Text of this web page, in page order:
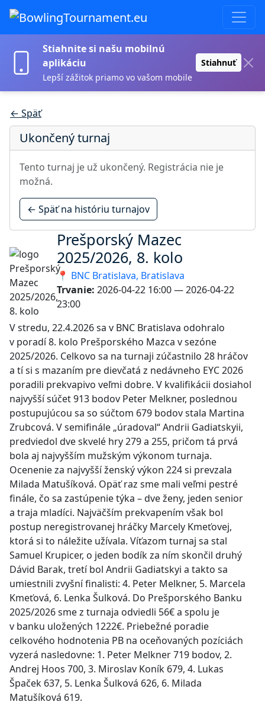
Stiahnite si našu mobilnú
aplikáciu
Lepší zážitok priamo vo vašom mobile
Stiahnuť
← Späť
Ukončený turnaj
Tento turnaj je už ukončený. Registrácia nie je
možná.
← Späť na históriu turnajov
Prešporský Mazec
2025/2026, 8. kolo
📍 BNC Bratislava, Bratislava
Trvanie: 2026-04-22 16:00 — 2026-04-22
23:00
V stredu, 22.4.2026 sa v BNC Bratislava odohralo
v poradí 8. kolo Prešporského Mazca v sezóne
2025/2026. Celkovo sa na turnaji zúčastnilo 28 hráčov
a tí si s mazaním pre dievčatá z nedávneho EYC 2026
poradili prekvapivo veľmi dobre. V kvalifikácii dosiahol
najvyšší súčet 913 bodov Peter Melkner, poslednou
postupujúcou sa so súčtom 679 bodov stala Martina
Zrubcová. V semifinále „úradoval“ Andrii Gadiatskyii,
predviedol dve skvelé hry 279 a 255, pričom tá prvá
bola aj najvyšším mužským výkonom turnaja.
Ocenenie za najvyšší ženský výkon 224 si prevzala
Milada Matušíková. Opäť raz sme mali veľmi pestré
finále, čo sa zastúpenie týka – dve ženy, jeden senior
a traja mladíci. Najväčším prekvapením však bol
postup neregistrovanej hráčky Marcely Kmeťovej,
ktorá si to náležite užívala. Víťazom turnaj sa stal
Samuel Krupicer, o jeden bodík za ním skončil druhý
Dávid Barak, tretí bol Andrii Gadiatskyi a takto sa
umiestnili zvyšní finalisti: 4. Peter Melkner, 5. Marcela
Kmeťová, 6. Lenka Šulková. Do Prešporského Banku
2025/2026 sme z turnaja odviedli 56€ a spolu je
v banku uložených 1222€. Priebežné poradie
celkového hodnotenia PB na oceňovaných pozíciách
vyzerá nasledovne: 1. Peter Melkner 719 bodov, 2.
Andrej Hoos 700, 3. Miroslav Koník 679, 4. Lukas
Špaček 637, 5. Lenka Šulková 626, 6. Milada
Matušíková 619.